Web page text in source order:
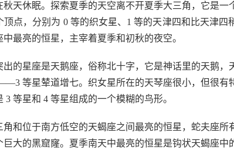
天休眠。探索夏季的天空离不开夏季大三角，它是一
点，分别为 0 等的织女星、1 等的天津四和比天津四
最亮的恒星，主宰着夏季和初秋的夜空。
的星座是天鹅座，俗称北十字，它是神话里的天鹅，
等星辇道增七。织女星所在的天琴座很小，但很有
等星和 4 等星组成的一个模糊的鸟形。
和位于南方低空的天蝎座之间最亮的恒星，蛇夫座所
大的黑窟窿。夏季南天中最亮的恒星是钩状天蝎座中